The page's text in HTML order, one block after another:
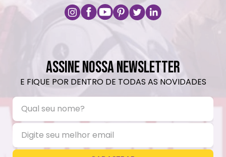
ASSINE NOSSA NEWSLETTER
E FIQUE POR DENTRO DE TODAS AS NOVIDADES